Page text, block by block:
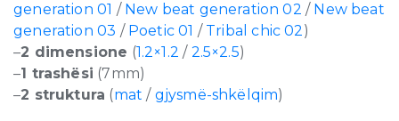
generation 01 / New beat generation 02 / New beat
generation 03 / Poetic 01 / Tribal chic 02)
–2 dimensione (1.2×1.2 / 2.5×2.5)
–1 trashësi (7mm)
–2 struktura (mat / gjysmë-shkëlqim)